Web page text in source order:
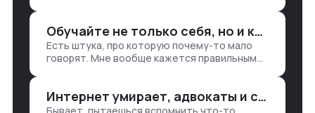
продажи, заявки, прогресс по проекту
— все ручками
Обучайте не только себя, но и клиентов
Есть штука, про которую почему-то мало
говорят. Мне вообще кажется правильным
хватаешь у клиента: е…
Интернет умирает, адвокаты и судьи в растерянности, а я хочу песню
Бывает, пытаешься вспомнить что-то,